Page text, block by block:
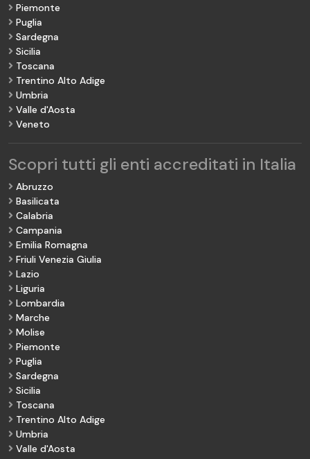
Piemonte
Puglia
Sardegna
Sicilia
Toscana
Trentino Alto Adige
Umbria
Valle d'Aosta
Veneto
Scopri tutti gli enti accreditati in Italia
Abruzzo
Basilicata
Calabria
Campania
Emilia Romagna
Friuli Venezia Giulia
Lazio
Liguria
Lombardia
Marche
Molise
Piemonte
Puglia
Sardegna
Sicilia
Toscana
Trentino Alto Adige
Umbria
Valle d'Aosta